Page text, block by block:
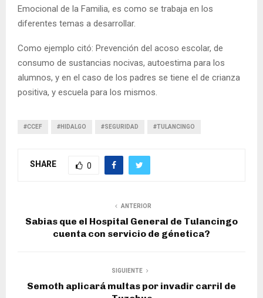
Emocional de la Familia, es como se trabaja en los
diferentes temas a desarrollar.
Como ejemplo citó: Prevención del acoso escolar, de
consumo de sustancias nocivas, autoestima para los
alumnos, y en el caso de los padres se tiene el de crianza
positiva, y escuela para los mismos.
#CCEF #HIDALGO #SEGURIDAD #TULANCINGO
SHARE 0
ANTERIOR
Sabias que el Hospital General de Tulancingo
cuenta con servicio de génetica?
SIGUIENTE
Semoth aplicará multas por invadir carril de